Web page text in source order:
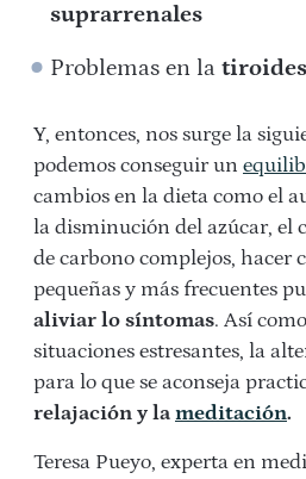
suprarrenales
Problemas en latiroides
Y, entonces, nos surge la
podemos conseguir un
cambios en la dieta como el
la disminución del azúcar, el
de carbono complejos, hacer
pequeñas y más frecuentes
aliviar lo síntomas. Así
situaciones estresantes, la
para lo que se aconseja
relajación y la meditación.
Teresa Pueyo, experta en